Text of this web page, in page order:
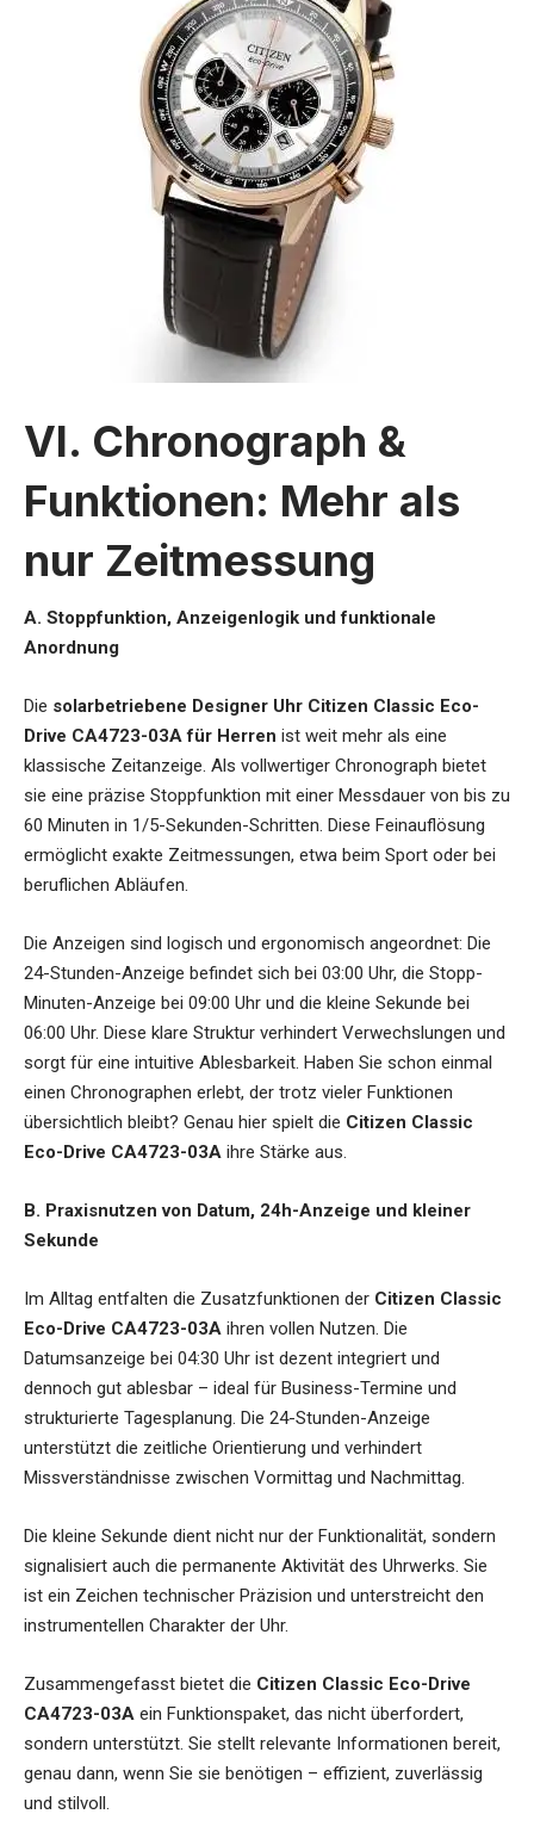
VI. Chronograph &
Funktionen: Mehr als
nur Zeitmessung
A. Stoppfunktion, Anzeigenlogik und funktionale
Anordnung
Die solarbetriebene Designer Uhr Citizen Classic Eco-
Drive CA4723-03A für Herren ist weit mehr als eine
klassische Zeitanzeige. Als vollwertiger Chronograph bietet
sie eine präzise Stoppfunktion mit einer Messdauer von bis zu
60 Minuten in 1/5-Sekunden-Schritten. Diese Feinauflösung
ermöglicht exakte Zeitmessungen, etwa beim Sport oder bei
beruflichen Abläufen.
Die Anzeigen sind logisch und ergonomisch angeordnet: Die
24-Stunden-Anzeige befindet sich bei 03:00 Uhr, die Stopp-
Minuten-Anzeige bei 09:00 Uhr und die kleine Sekunde bei
06:00 Uhr. Diese klare Struktur verhindert Verwechslungen und
sorgt für eine intuitive Ablesbarkeit. Haben Sie schon einmal
einen Chronographen erlebt, der trotz vieler Funktionen
übersichtlich bleibt? Genau hier spielt die Citizen Classic
Eco-Drive CA4723-03A ihre Stärke aus.
B. Praxisnutzen von Datum, 24h-Anzeige und kleiner
Sekunde
Im Alltag entfalten die Zusatzfunktionen der Citizen Classic
Eco-Drive CA4723-03A ihren vollen Nutzen. Die
Datumsanzeige bei 04:30 Uhr ist dezent integriert und
dennoch gut ablesbar – ideal für Business-Termine und
strukturierte Tagesplanung. Die 24-Stunden-Anzeige
unterstützt die zeitliche Orientierung und verhindert
Missverständnisse zwischen Vormittag und Nachmittag.
Die kleine Sekunde dient nicht nur der Funktionalität, sondern
signalisiert auch die permanente Aktivität des Uhrwerks. Sie
ist ein Zeichen technischer Präzision und unterstreicht den
instrumentellen Charakter der Uhr.
Zusammengefasst bietet die Citizen Classic Eco-Drive
CA4723-03A ein Funktionspaket, das nicht überfordert,
sondern unterstützt. Sie stellt relevante Informationen bereit,
genau dann, wenn Sie sie benötigen – effizient, zuverlässig
und stilvoll.